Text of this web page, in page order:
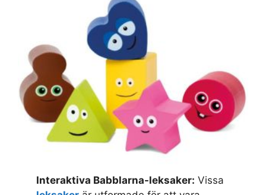
Interaktiva Babblarna-leksaker: Vissa